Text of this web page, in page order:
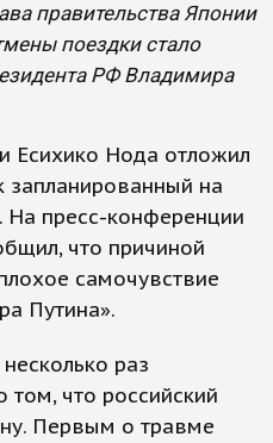
правительства Японии
поездки стало
РФ Владимира
Есихико Нода отложил
запланированный на
На пресс-конференции
что причиной
самочувствие
Путина».
раз
что российский
Первым о травме